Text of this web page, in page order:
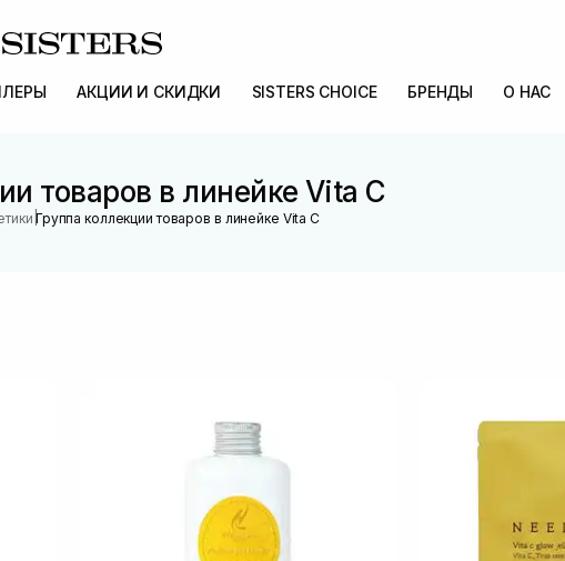
АКЦИИ И СКИДКИ SISTERS CHOICE БРЕНДЫ О НАС
товаров в линейке Vita C
|Группа коллекции товаров в линейке Vita C